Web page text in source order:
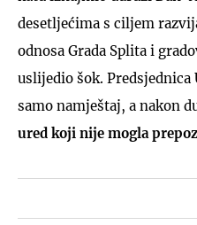
desetljećima s ciljem
odnosa Grada Splita i
uslijedio šok. Predsjednica
samo namještaj, a nakon
ured koji nije mogla